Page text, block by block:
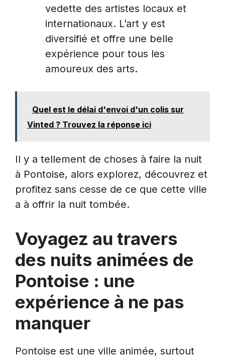
vedette des artistes locaux et
internationaux. L’art y est
diversifié et offre une belle
expérience pour tous les
amoureux des arts.
Quel est le délai d'envoi d'un colis sur
Vinted ? Trouvez la réponse ici
Il y a tellement de choses à faire la nuit
à Pontoise, alors explorez, découvrez et
profitez sans cesse de ce que cette ville
a à offrir la nuit tombée.
Voyagez au travers
des nuits animées de
Pontoise : une
expérience à ne pas
manquer
Pontoise est une ville animée, surtout